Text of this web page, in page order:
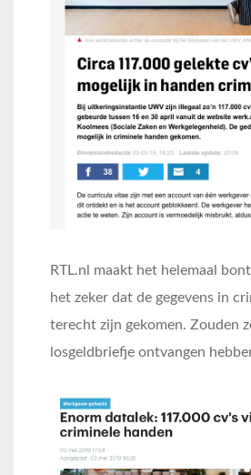
RTL.nl maakt het helemaal
het zeker dat de gegevens in
terecht zijn gekomen. Zouden
losgeldbriefje ontvangen